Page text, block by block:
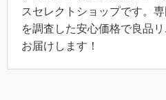
スセレクトショップです。
を調査した安心価格で良品
お届けします！